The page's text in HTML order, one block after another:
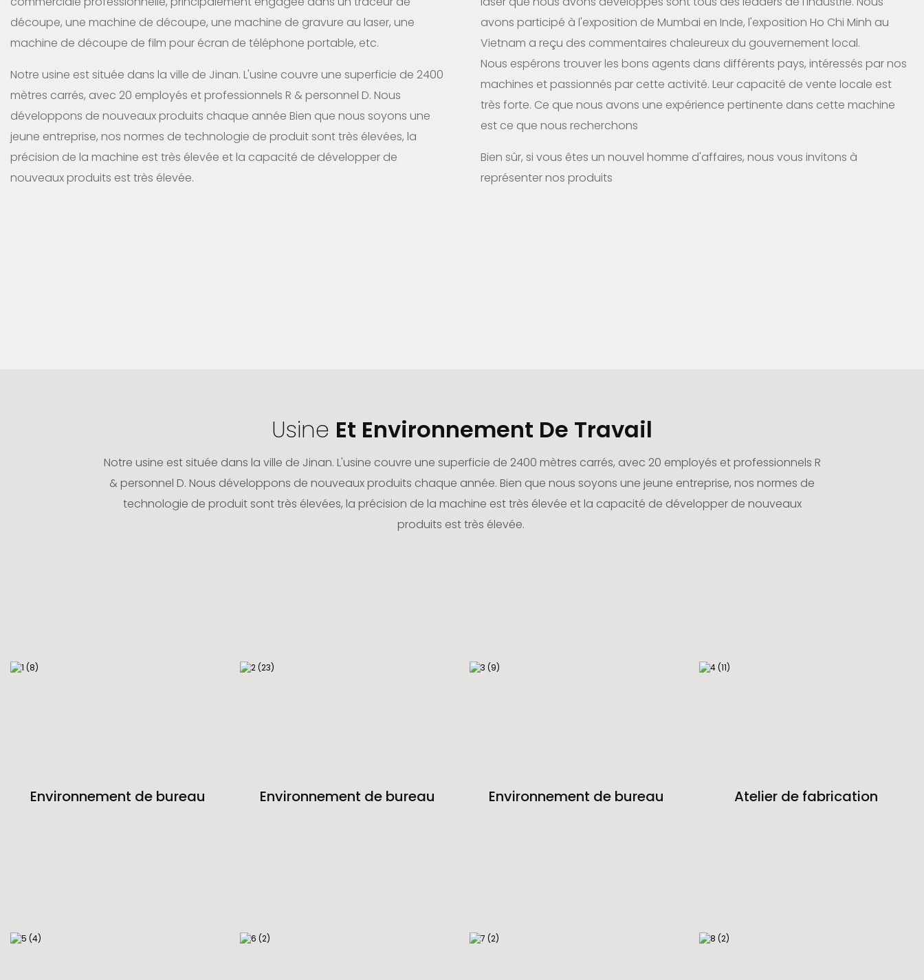
découpe, une machine de découpe, une machine de gravure au laser, une
machine de découpe de film pour écran de téléphone portable, etc.
Notre usine est située dans la ville de Jinan. L'usine couvre une superficie de 2400
mètres carrés, avec 20 employés et professionnels R & personnel D. Nous
développons de nouveaux produits chaque année Bien que nous soyons une
jeune entreprise, nos normes de technologie de produit sont très élevées, la
précision de la machine est très élevée et la capacité de développer de
nouveaux produits est très élevée.
avons participé à l'exposition de Mumbai en Inde, l'exposition Ho Chi Minh au
Vietnam a reçu des commentaires chaleureux du gouvernement local.
Nous espérons trouver les bons agents dans différents pays, intéressés par nos
machines et passionnés par cette activité. Leur capacité de vente locale est
très forte. Ce que nous avons une expérience pertinente dans cette machine
est ce que nous recherchons
Bien sûr, si vous êtes un nouvel homme d'affaires, nous vous invitons à
représenter nos produits
Usine Et Environnement De Travail
Notre usine est située dans la ville de Jinan. L'usine couvre une superficie de 2400 mètres carrés, avec 20 employés et professionnels R
& personnel D. Nous développons de nouveaux produits chaque année. Bien que nous soyons une jeune entreprise, nos normes de
technologie de produit sont très élevées, la précision de la machine est très élevée et la capacité de développer de nouveaux
produits est très élevée.
Environnement de bureau Environnement de bureau Environnement de bureau Atelier de fabrication